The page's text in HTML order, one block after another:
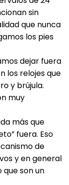
sin
que nunca
los pies
dejar fuera
los relojes que
y brújula.
muy
más que
fuera. Eso
de
y en general
son un